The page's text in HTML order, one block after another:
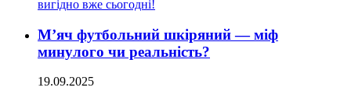
вигідно вже сьогодні!
М’яч футбольний шкіряний — міф
минулого чи реальність?
19.09.2025